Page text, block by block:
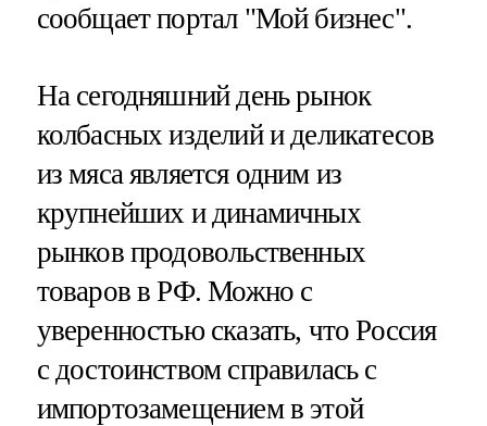
сообщает портал "Мой бизнес".
На сегодняшний день рынок
колбасных изделий и деликатесов
из мяса является одним из
крупнейших и динамичных
рынков продовольственных
товаров в РФ. Можно с
уверенностью сказать, что Россия
с достоинством справилась с
импортозамещением в этой